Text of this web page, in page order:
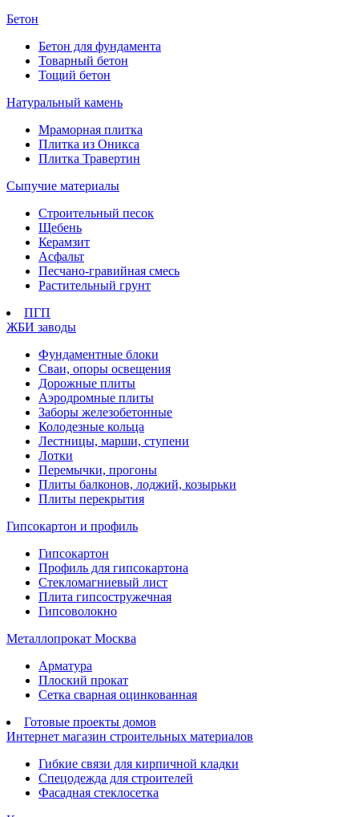
Бетон
Бетон для фундамента
Товарный бетон
Тощий бетон
Натуральный камень
Мраморная плитка
Плитка из Оникса
Плитка Травертин
Сыпучие материалы
Строительный песок
Щебень
Керамзит
Асфальт
Песчано-гравийная смесь
Растительный грунт
ПГП
ЖБИ заводы
Фундаментные блоки
Сваи, опоры освещения
Дорожные плиты
Аэродромные плиты
Заборы железобетонные
Колодезные кольца
Лестницы, марши, ступени
Лотки
Перемычки, прогоны
Плиты балконов, лоджий, козырьки
Плиты перекрытия
Гипсокартон и профиль
Гипсокартон
Профиль для гипсокартона
Стекломагниевый лист
Плита гипсостружечная
Гипсоволокно
Металлопрокат Москва
Арматура
Плоский прокат
Сетка сварная оцинкованная
Готовые проекты домов
Интернет магазин строительных материалов
Гибкие связи для кирпичной кладки
Спецодежда для строителей
Фасадная стеклосетка